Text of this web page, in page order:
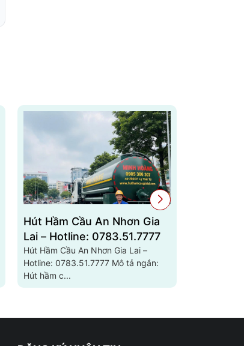
Hút Hầm Cầu An Nhơn Gia
Lai – Hotline: 0783.51.7777
Hút Hầm Cầu An Nhơn Gia Lai –
Hotline: 0783.51.7777 Mô tả ngắn:
Hút hầm c...